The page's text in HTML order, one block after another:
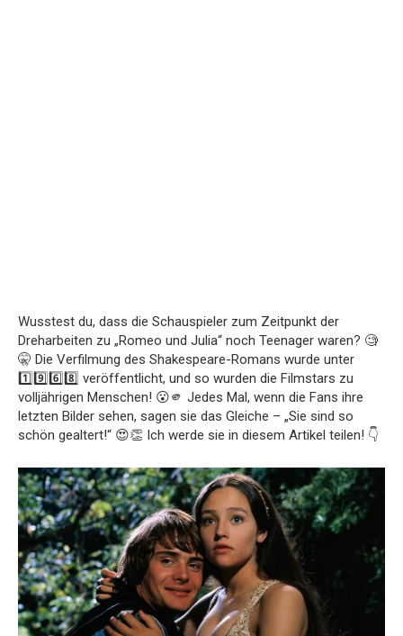
Wusstest du, dass die Schauspieler zum Zeitpunkt der
Dreharbeiten zu „Romeo und Julia“ noch Teenager waren? 🧐
🤫 Die Verfilmung des Shakespeare-Romans wurde unter
1️⃣9️⃣6️⃣8️⃣ veröffentlicht, und so wurden die Filmstars zu
volljährigen Menschen! 😮🫵 Jedes Mal, wenn die Fans ihre
letzten Bilder sehen, sagen sie das Gleiche – „Sie sind so
schön gealtert!“ 😍👏 Ich werde sie in diesem Artikel teilen! 👇